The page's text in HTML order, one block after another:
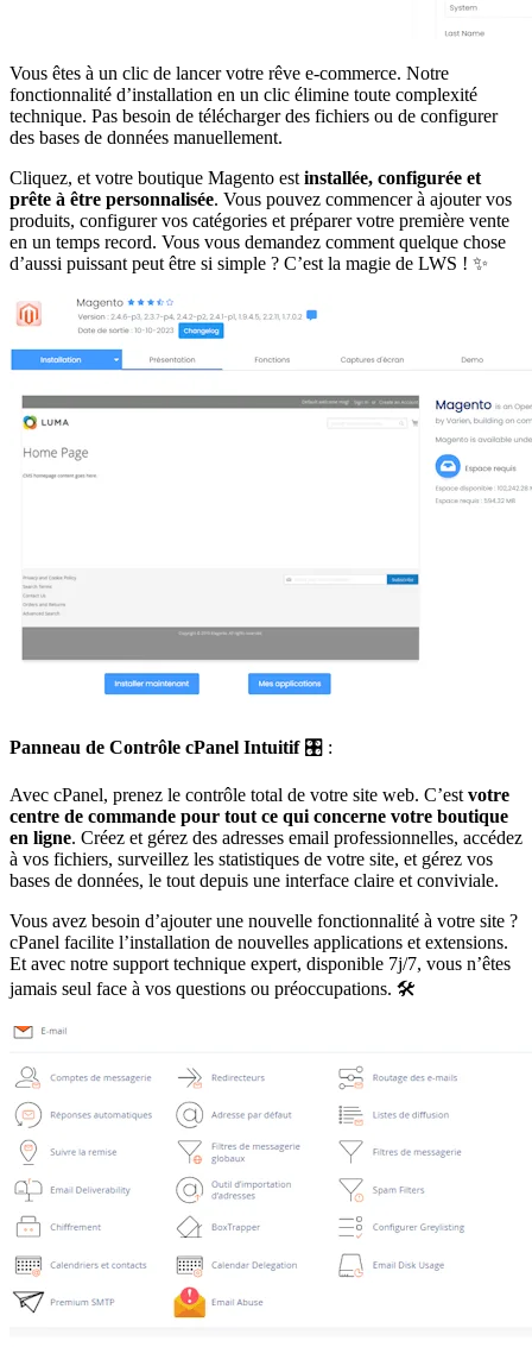
Vous êtes à un clic de lancer votre rêve e-commerce. Notre
fonctionnalité d’installation en un clic élimine toute complexité
technique. Pas besoin de télécharger des fichiers ou de configurer
des bases de données manuellement.
Cliquez, et votre boutique Magento est installée, configurée et
prête à être personnalisée. Vous pouvez commencer à ajouter vos
produits, configurer vos catégories et préparer votre première vente
en un temps record. Vous vous demandez comment quelque chose
d’aussi puissant peut être si simple ? C’est la magie de LWS ! ✨
Panneau de Contrôle cPanel Intuitif🎛️️ :
Avec cPanel, prenez le contrôle total de votre site web. C’est votre
centre de commande pour tout ce qui concerne votre boutique
en ligne. Créez et gérez des adresses email professionnelles, accédez
à vos fichiers, surveillez les statistiques de votre site, et gérez vos
bases de données, le tout depuis une interface claire et conviviale.
Vous avez besoin d’ajouter une nouvelle fonctionnalité à votre site ?
cPanel facilite l’installation de nouvelles applications et extensions.
Et avec notre support technique expert, disponible 7j/7, vous n’êtes
jamais seul face à vos questions ou préoccupations. 🛠️